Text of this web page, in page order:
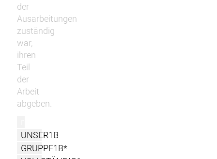
der
Ausarbeitungen
zuständig
war,
ihren
Teil
der
Arbeit
abgeben.
UNSER1B
GRUPPE1B*